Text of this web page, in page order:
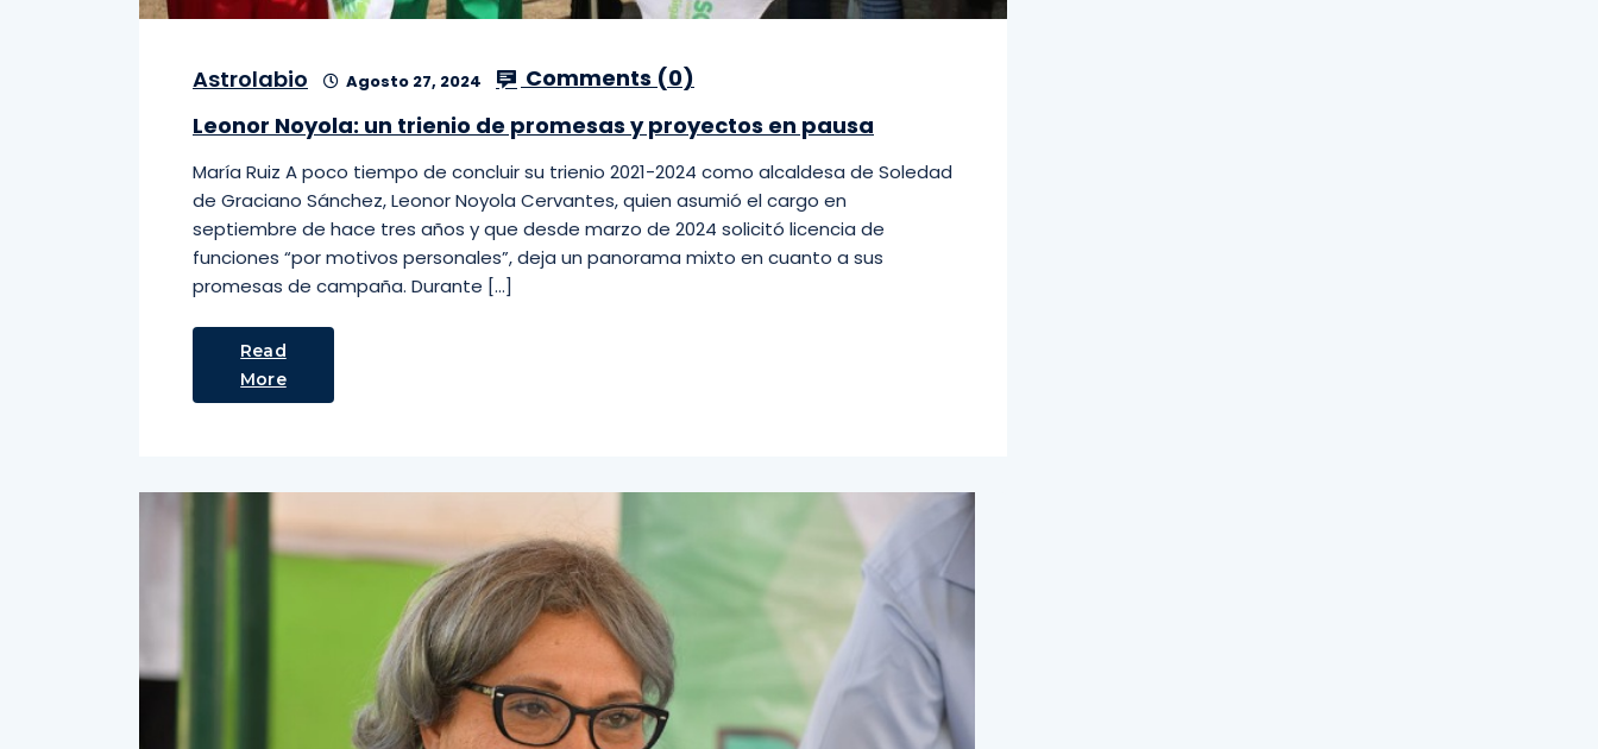
Astrolabio Agosto 27, 2024 Comments (0)
Leonor Noyola: un trienio de promesas y proyectos en pausa
María Ruiz A poco tiempo de concluir su trienio 2021-2024 como alcaldesa de Soledad
de Graciano Sánchez, Leonor Noyola Cervantes, quien asumió el cargo en
septiembre de hace tres años y que desde marzo de 2024 solicitó licencia de
funciones “por motivos personales”, deja un panorama mixto en cuanto a sus
promesas de campaña. Durante […]
Read
More